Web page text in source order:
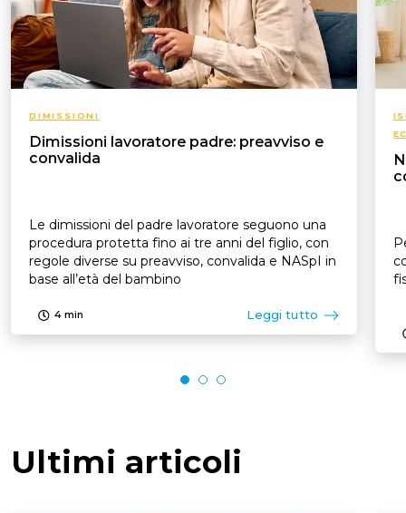
DIMISSIONI
Dimissioni lavoratore padre: preavviso e
convalida
Le dimissioni del padre lavoratore seguono una
procedura protetta fino ai tre anni del figlio, con
regole diverse su preavviso, convalida e NASpI in
base all’età del bambino
4 min Leggi tutto
Ultimi articoli